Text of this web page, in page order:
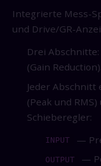
Integrierte Mess-
und Drive/GR-
Drei Abschnitte:
(Gain Reduction).
Jeder
(Peak und
Schieberegler:
INPUT —
OUTPUT —